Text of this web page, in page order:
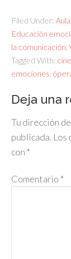
Filed Under:Aula
Educación
la comunicación ,
Tagged With: cine
emociones
Deja una
Tu dirección
publicada. Los
con *
Comentario *